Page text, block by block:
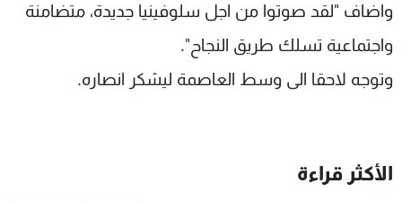
واضاف "لقد صوتوا من اجل سلوفينيا جديدة، متضامنة
واجتماعية تسلك طريق النجاح".
وتوجه لاحقا الى وسط العاصمة ليشكر انصاره.
الأكثر قراءة